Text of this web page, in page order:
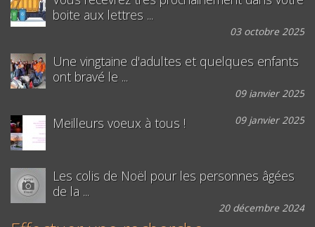
boite aux lettres ...
03 octobre 2025
Une vingtaine d'adultes et quelques enfants
ont bravé le ...
09 janvier 2025
Meilleurs voeux à tous ! 09 janvier 2025
Les colis de Noël pour les personnes âgées
de la ...
20 décembre 2024